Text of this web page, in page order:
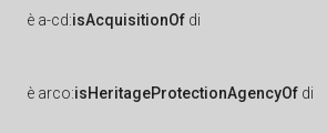
è a-cd:isAcquisitionOf di
è arco:isHeritageProtectionAgencyOf di